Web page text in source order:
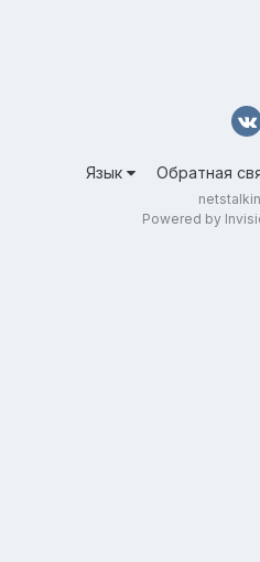
Язык Обратная
Powered by